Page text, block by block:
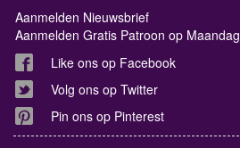
Aanmelden Nieuwsbrief
Aanmelden Gratis Patroon op Maandag
Like ons op Facebook
Volg ons op Twitter
Pin ons op Pinterest